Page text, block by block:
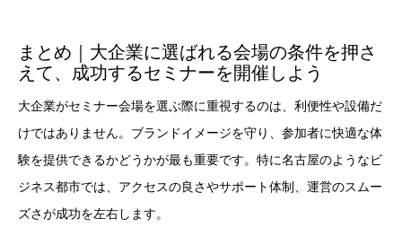
まとめ｜大企業に選ばれる会場の条件を押さ
えて、成功するセミナーを開催しよう
大企業がセミナー会場を選ぶ際に重視するのは、利便性や設備だ
けではありません。ブランドイメージを守り、参加者に快適な体
験を提供できるかどうかが最も重要です。特に名古屋のようなビ
ジネス都市では、アクセスの良さやサポート体制、運営のスムー
ズさが成功を左右します。